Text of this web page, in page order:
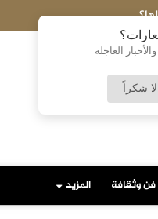
العاجلة
لا شكراً
فن وثقافة المزيد